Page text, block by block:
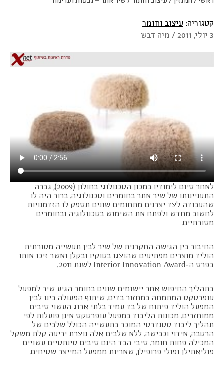
קטגוריה: עיצוב וחומר
3 יולי, 2011 / מיה דבש
לאחר סיום לימודיו במכון הטכנולוגי בחולון (2009), גברה
התעניינותו של שיר אתר בחומרים וטכנולוגיה. ברור היה לו
שהעבודה לצד יצרנים מתחומים שונים תספק לו הזדמנויות
לחשוב מחדש ולפתח את השימוש בטכנולוגיה ובחומרים
מסורתיים.
החיבור בין הגישה החקרנית של שיר לבין תעשייה מסורתית
הוליד מוצרים מפתיעים שהוצגו בטוקיו ובקלן ואשר זיכו אותו
בפרס ה-Interior Innovation Award לשנת 2011.
בתהליך החיפוש אחר יישומים שונים בחומר הגיע שיר למפעל
עופרטקס המתמחה במחזור בדים. שיתוף הפעולה בינו לבין
המפעל הוליד פיתוח של בד עמיד בלתי ארוג העשוי סיבים
ממוחזרים. מכונות הליבוד במפעל עופרטקס אינן פועלות לפי
תהליך ליבוד סטנדרטי המוכר בתעשייה הכולל שלבים של
הרטבה, אידוי וכבישה. ללא שלבים אלה נוצרת יריעה קלת משקל
המכילה פחות חומר. סיבי הבד הינם סיבים סינתטיים עשויים
פוליאתילן ופולי פרופילן, שאריות ממפעל המייצר שטיחים.